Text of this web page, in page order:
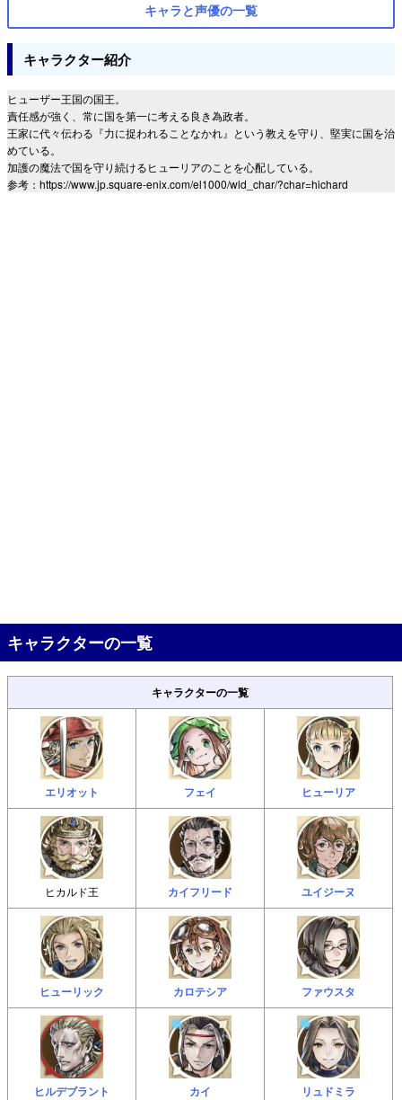
キャラと声優の一覧
キャラクター紹介
ヒューザー王国の国王。
責任感が強く、常に国を第一に考える良き為政者。
王家に代々伝わる『力に捉われることなかれ』という教えを守り、堅実に国を治
めている。
加護の魔法で国を守り続けるヒューリアのことを心配している。
参考：https://www.jp.square-enix.com/el1000/wld_char/?char=hichard
キャラクターの一覧
キャラクターの一覧
エリオット フェイ ヒューリア
ヒカルド王 カイフリード ユイジーヌ
ヒューリック カロテシア ファウスタ
ヒルデブラント カイ リュドミラ